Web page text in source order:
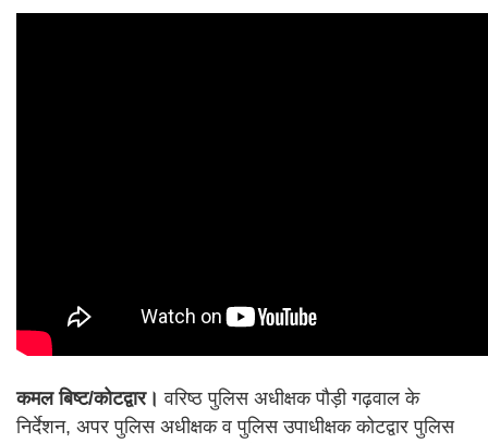
कमल बिष्ट/कोटद्वार। वरिष्ठ पुलिस अधीक्षक पौड़ी गढ़वाल के
निर्देशन, अपर पुलिस अधीक्षक व पुलिस उपाधीक्षक कोटद्वार पुलिस